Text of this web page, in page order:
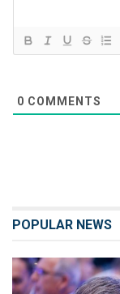
0 COMMENTS
POPULAR NEWS